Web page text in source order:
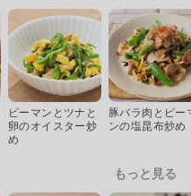
ピーマンとツナと
卵のオイスター炒
め
豚バラ肉とピー
ンの塩昆布炒め
もっと見る